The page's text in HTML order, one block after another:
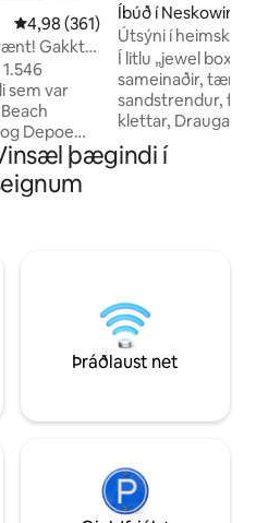
4,98 af 5 í meðaleinkunn, 361
4,98 (361)
sem var
Depoe
Allt
dýnum til
Íbúð í Neskowin
Útsýni í
Ocean Front
Í litlu „jewel box“
sameinaðir, tærir,
sandstrendur,
klettar,
er umkringdur þjóðskógi.
eldhús, bað,
tveggja manna
myndina fyrir
101.
þægindi í
Þráðlaust net